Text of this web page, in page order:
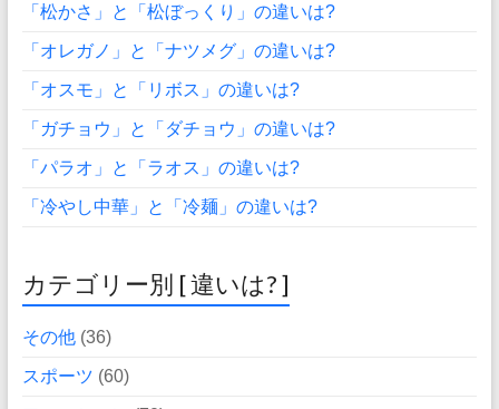
「松かさ」と「松ぼっくり」の違いは?
「オレガノ」と「ナツメグ」の違いは?
「オスモ」と「リボス」の違いは?
「ガチョウ」と「ダチョウ」の違いは?
「パラオ」と「ラオス」の違いは?
「冷やし中華」と「冷麺」の違いは?
カテゴリー別 [ 違いは? ]
その他(36)
スポーツ (60)